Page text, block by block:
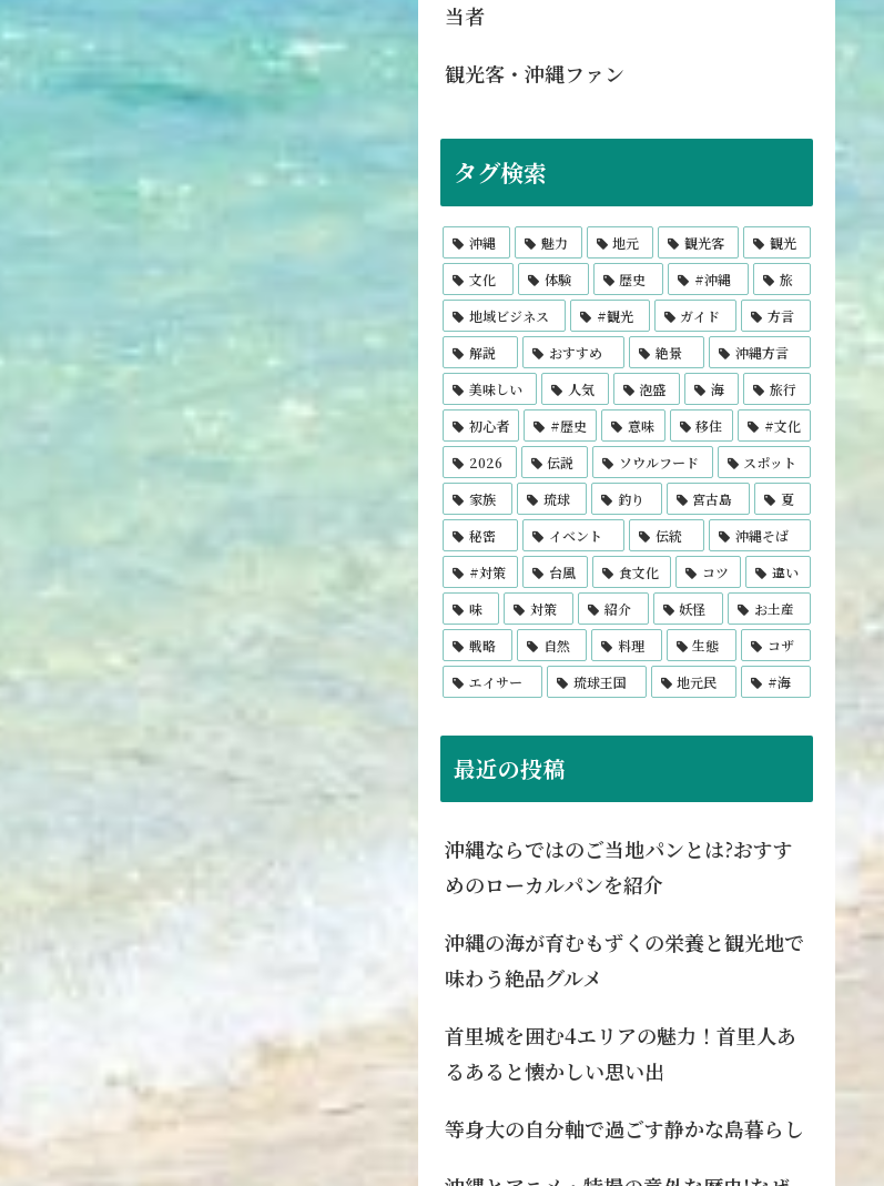
当者
観光客・沖縄ファン
タグ検索
沖縄 魅力 地元 観光客
観光
文化
体験 歴史 #沖縄
旅
地域ビジネス
#観光 ガイド
方言
解説
おすすめ 絶景
沖縄方言
美味しい
人気 泡盛 海
旅行
初心者
#歴史 意味 移住
#文化
2026
伝説 ソウルフード
スポット
家族
琉球 釣り 宮古島
夏
秘密
イベント 伝統
沖縄そば
#対策
台風 食文化 コツ
違い
味
対策 紹介 妖怪
お土産
戦略
自然 料理 生態
コザ
エイサー
琉球王国 地元民 #海
最近の投稿
沖縄ならではのご当地パンとは?おすす
めのローカルパンを紹介
沖縄の海が育むもずくの栄養と観光地で
味わう絶品グルメ
首里城を囲む4エリアの魅力！首里人あ
るあると懐かしい思い出
等身大の自分軸で過ごす静かな島暮らし